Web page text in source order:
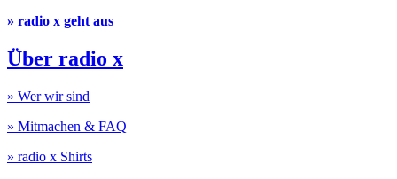
» radio x geht aus
Über radio x
» Wer wir sind
» Mitmachen & FAQ
» radio x Shirts